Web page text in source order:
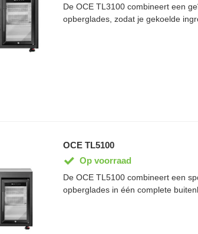
De OCE TL3100 combineert een
opberglades, zodat je gekoelde
OCE TL5100
Op voorraad
De OCE TL5100 combineert een
opberglades in één complete